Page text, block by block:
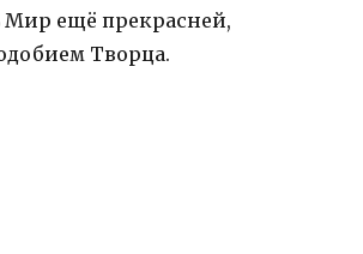
Мир ещё прекрасней,
Творца.